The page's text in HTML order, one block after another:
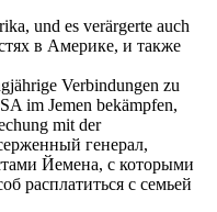
und es verärgerte auch
в Америке, и также
Verbindungen zu
im Jemen bekämpfen,
mit der
генерал,
Йемена, с которыми
расплатиться с семьей